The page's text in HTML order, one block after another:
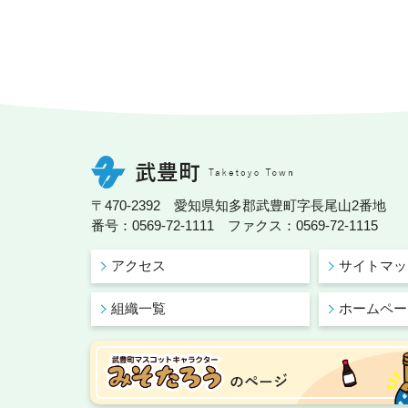
〒470-2392 愛知県知多郡武豊町字長尾山2番地
番号：0569-72-1111 ファクス：0569-72-1115
アクセス サイトマ
組織一覧 ホームペ